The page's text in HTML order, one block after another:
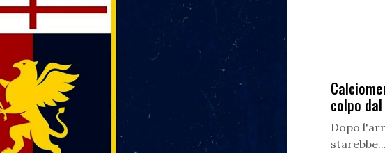
colpo
Dopo
starebbe...